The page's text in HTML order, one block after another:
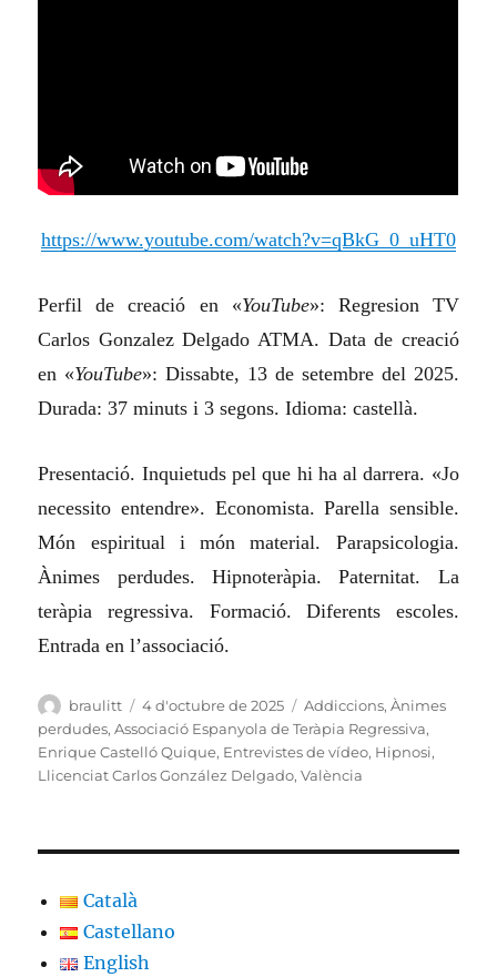
https://www.youtube.com/watch?v=qBkG_0_uHT0
Perfil de creació en «YouTube»: Regresion TV
Carlos Gonzalez Delgado ATMA. Data de creació
en «YouTube»: Dissabte, 13 de setembre del 2025.
Durada: 37 minuts i 3 segons. Idioma: castellà.
Presentació. Inquietuds pel que hi ha al darrera. «Jo
necessito entendre». Economista. Parella sensible.
Món espiritual i món material. Parapsicologia.
Ànimes perdudes. Hipnoteràpia. Paternitat. La
teràpia regressiva. Formació. Diferents escoles.
Entrada en l’associació.
Autor
braulitt
Publicat
el
4 d'octubre de 2025 Categories
Addiccions,Ànimes
perdudes,Associació Espanyola de Teràpia Regressiva,
Enrique Castelló Quique, Entrevistes de vídeo, Hipnosi,
Llicenciat Carlos González Delgado,València
Català
Castellano
English